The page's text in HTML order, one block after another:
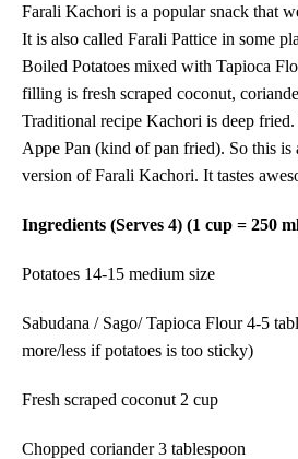
Farali Kachori is a popular snack that
It is also called Farali Pattice in some
Boiled Potatoes mixed with Tapioca
filling is fresh scraped coconut,
Traditional recipe Kachori is deep
Appe Pan (kind of pan fried). So this is
version of Farali Kachori. It tastes
Ingredients (Serves 4) (1 cup = 250
Potatoes 14-15 medium size
Sabudana / Sago/ Tapioca Flour 4-5
more/less if potatoes is too sticky)
Fresh scraped coconut 2 cup
Chopped coriander 3 tablespoon